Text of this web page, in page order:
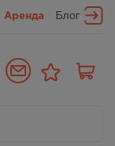
Аренда Блог